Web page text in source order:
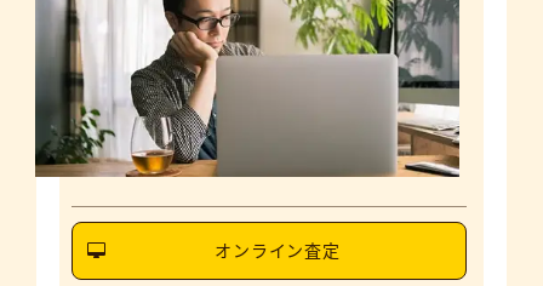
オンライン査定